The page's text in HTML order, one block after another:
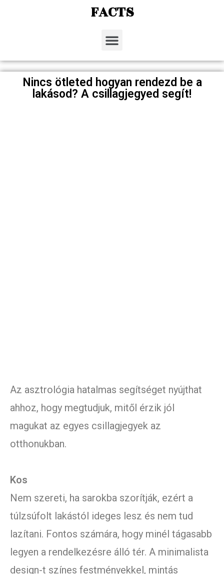
FACTS
Nincs ötleted hogyan rendezd be a
lakásod? A csillagjegyed segít!
Az asztrológia hatalmas segítséget nyújthat
ahhoz, hogy megtudjuk, mitől érzik jól
magukat az egyes csillagjegyek az
otthonukban.
Kos
Nem szereti, ha sarokba szorítják, ezért a
túlzsúfolt lakástól ideges lesz és nem tud
lazítani. Fontos számára, hogy minél tágasabb
legyen a rendelkezésre álló tér. A minimalista
design-t színes festményekkel, mintás